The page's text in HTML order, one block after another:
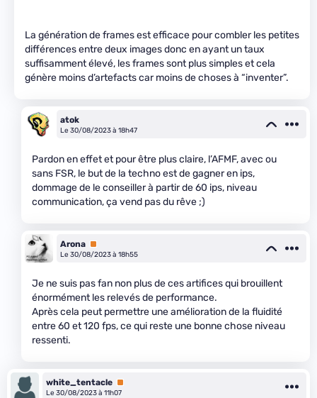
La génération de frames est efficace pour combler les petites
différences entre deux images donc en ayant un taux
suffisamment élevé, les frames sont plus simples et cela
génère moins d’artefacts car moins de choses à “inventer”.
atok
Le 30/08/2023 à 18h47
Pardon en effet et pour être plus claire, l’AFMF, avec ou
sans FSR, le but de la techno est de gagner en ips,
dommage de le conseiller à partir de 60 ips, niveau
communication, ça vend pas du rêve ;)
Arona Premium
Le 30/08/2023 à 18h55
Je ne suis pas fan non plus de ces artifices qui brouillent
énormément les relevés de performance.
Après cela peut permettre une amélioration de la fluidité
entre 60 et 120 fps, ce qui reste une bonne chose niveau
ressenti.
white_tentacle Premium
Le 30/08/2023 à 11h07